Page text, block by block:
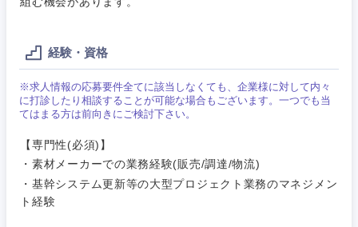
経験・資格
※求人情報の応募要件全てに該当しなくても、企業様に対して内々
に打診したり相談することが可能な場合もございます。一つでも当
てはまる方は前向きにご検討下さい。
【専門性(必須)】
・素材メーカーでの業務経験(販売/調達/物流)
・基幹システム更新等の大型プロジェクト業務のマネジメン
ト経験
金融専門
メディカ
ル
不動産専
建設・施
工管理
法律・特許事務所・監査法人
人材・アウトソーシング
茨城県 栃木県
千葉県 東京都